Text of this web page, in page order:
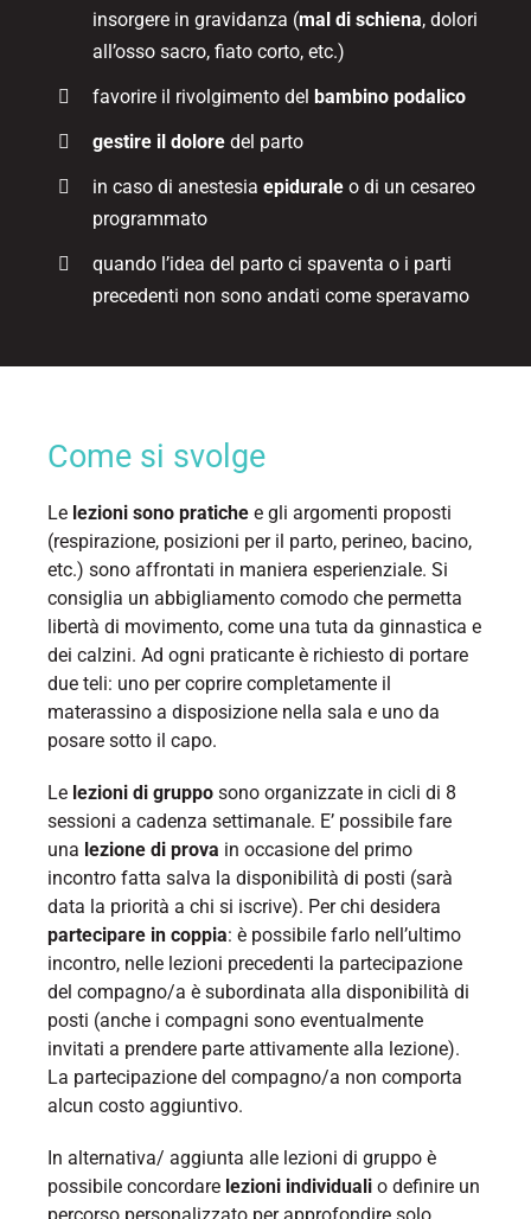
insorgere in gravidanza (mal di schiena, dolori
all’osso sacro, fiato corto, etc.)
favorire il rivolgimento delbambino podalico
gestire il doloredel parto
in caso di anestesiaepiduraleo di un cesareo
programmato
quando l’idea del parto ci spaventa o i parti
precedenti non sono andati come speravamo
Come si svolge
Le lezioni sono pratiche e gli argomenti proposti
(respirazione, posizioni per il parto, perineo, bacino,
etc.) sono affrontati in maniera esperienziale. Si
consiglia un abbigliamento comodo che permetta
libertà di movimento, come una tuta da ginnastica e
dei calzini. Ad ogni praticante è richiesto di portare
due teli: uno per coprire completamente il
materassino a disposizione nella sala e uno da
posare sotto il capo.
Le lezioni di gruppo sono organizzate in cicli di 8
sessioni a cadenza settimanale. E’ possibile fare
una lezione di prova in occasione del primo
incontro fatta salva la disponibilità di posti (sarà
data la priorità a chi si iscrive). Per chi desidera
partecipare in coppia: è possibile farlo nell’ultimo
incontro, nelle lezioni precedenti la partecipazione
del compagno/a è subordinata alla disponibilità di
posti (anche i compagni sono eventualmente
invitati a prendere parte attivamente alla lezione).
La partecipazione del compagno/a non comporta
alcun costo aggiuntivo.
In alternativa/ aggiunta alle lezioni di gruppo è
possibile concordare lezioni individuali o definire un
percorso personalizzato per approfondire solo